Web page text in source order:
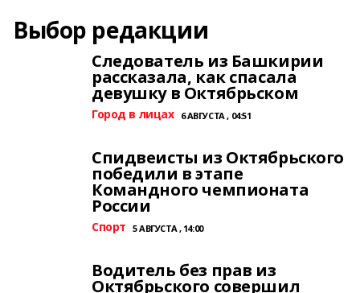
Выбор редакции
Следователь из Башкирии
рассказала, как спасала
девушку в Октябрьском
Город в лицах 6 АВГУСТА , 04:51
Спидвеисты из Октябрьского
победили в этапе
Командного чемпионата
России
Спорт 5 АВГУСТА , 14:00
Водитель без прав из
Октябрьского совершил